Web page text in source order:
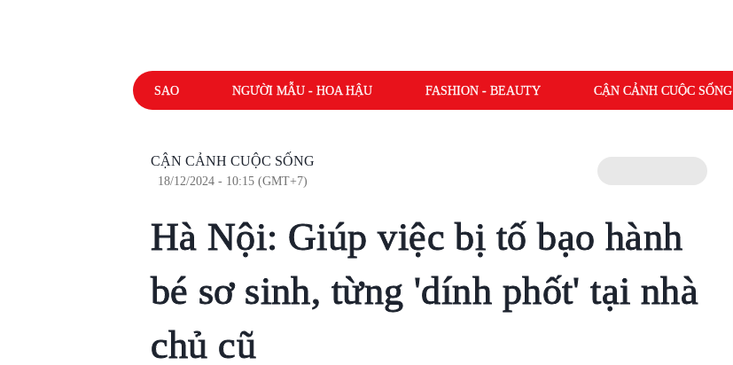
SAO NGƯỜI MẪU - HOA HẬU FASHION - BEAUTY CẬN CẢNH CUỘC SỐNG
CẬN CẢNH CUỘC SỐNG
18/12/2024 - 10:15 (GMT+7)
Hà Nội: Giúp việc bị tố bạo hành
bé sơ sinh, từng 'dính phốt' tại nhà
chủ cũ